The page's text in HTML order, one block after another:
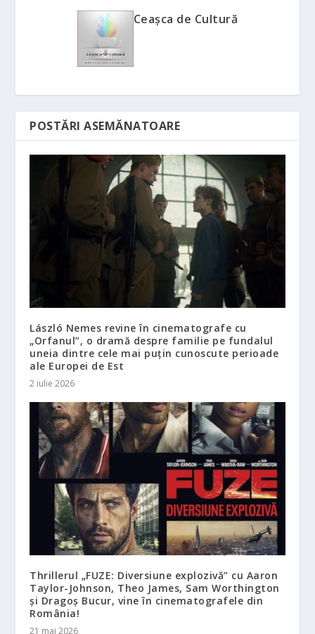
Ceașca de Cultură
POSTĂRI ASEMĂNATOARE
László Nemes revine în cinematografe cu
„Orfanul”, o dramă despre familie pe fundalul
uneia dintre cele mai puțin cunoscute perioade
ale Europei de Est
2 iulie 2026
Thrillerul „FUZE: Diversiune explozivă” cu Aaron
Taylor-Johnson, Theo James, Sam Worthington
și Dragoș Bucur, vine în cinematografele din
România!
21 mai 2026